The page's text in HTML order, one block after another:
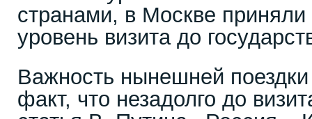
странами, в Москве
уровень визита до
Важность нынешней
факт, что незадолго до